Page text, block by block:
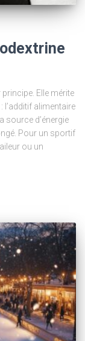
Elle mérite
l’additif alimentaire
source d’énergie
Pour un sportif
ou un